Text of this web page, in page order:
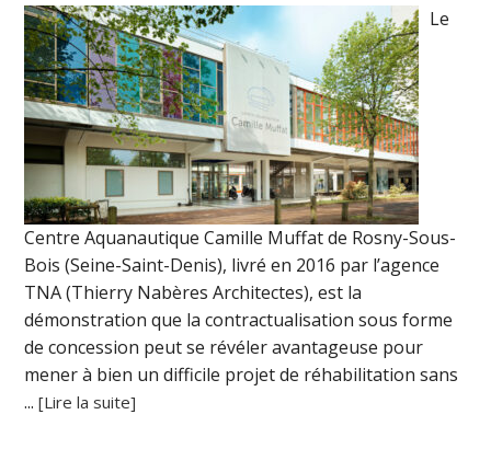
Le
Centre Aquanautique Camille Muffat de Rosny-Sous-
Bois (Seine-Saint-Denis), livré en 2016 par l’agence
TNA (Thierry Nabères Architectes), est la
démonstration que la contractualisation sous forme
de concession peut se révéler avantageuse pour
mener à bien un difficile projet de réhabilitation sans
...[Lire la suite]